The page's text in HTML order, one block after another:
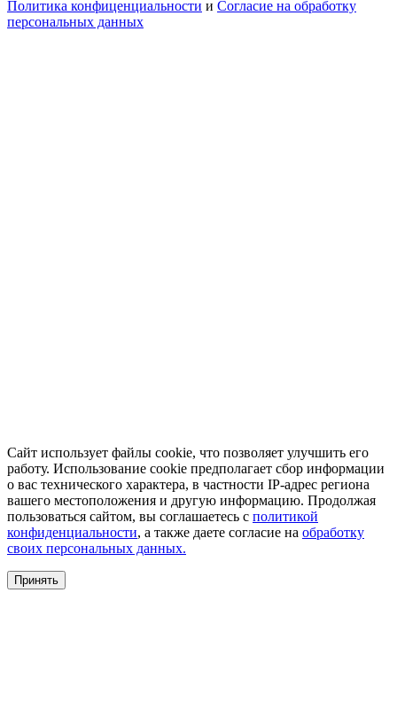
Политика конфиценциальности и Согласие на обработку
персональных данных
Сайт использует файлы cookie, что позволяет улучшить его
работу. Использование cookie предполагает сбор информации
о вас технического характера, в частности IP-адрес региона
вашего местоположения и другую информацию. Продолжая
пользоваться сайтом, вы соглашаетесь с политикой
конфиденциальности, а также даете согласие на обработку
своих персональных данных.
Принять